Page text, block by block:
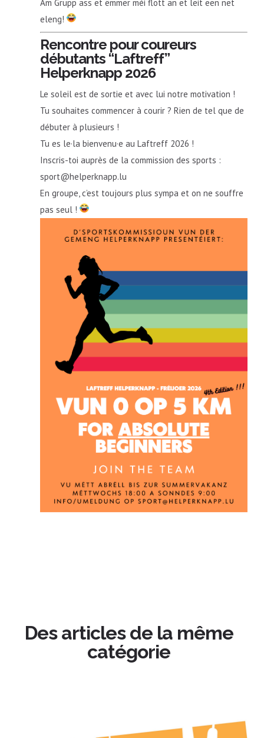
Am Grupp ass et ëmmer méi flott an et leit een net
eleng!
Rencontre pour coureurs
débutants “Laftreff”
Helperknapp 2026
Le soleil est de sortie et avec lui notre motivation !
Tu souhaites commencer à courir ? Rien de tel que de
débuter à plusieurs !
Tu es le·la bienvenu·e au Laftreff 2026 !
Inscris-toi auprès de la commission des sports :
sport@helperknapp.lu
En groupe, c’est toujours plus sympa et on ne souffre
pas seul !
Des articles de la même
catégorie